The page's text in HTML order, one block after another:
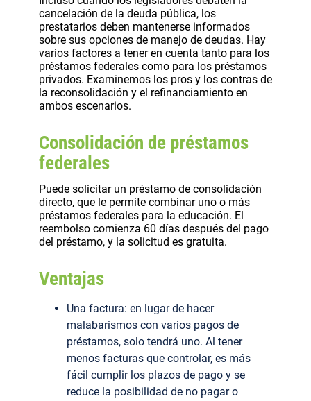
cancelación de la deuda pública, los
prestatarios deben mantenerse informados
sobre sus opciones de manejo de deudas. Hay
varios factores a tener en cuenta tanto para los
préstamos federales como para los préstamos
privados. Examinemos los pros y los contras de
la reconsolidación y el refinanciamiento en
ambos escenarios.
Consolidación de préstamos
federales
Puede solicitar un préstamo de consolidación
directo, que le permite combinar uno o más
préstamos federales para la educación. El
reembolso comienza 60 días después del pago
del préstamo, y la solicitud es gratuita.
Ventajas
Una factura: en lugar de hacer
malabarismos con varios pagos de
préstamos, solo tendrá uno. Al tener
menos facturas que controlar, es más
fácil cumplir los plazos de pago y se
reduce la posibilidad de no pagar o